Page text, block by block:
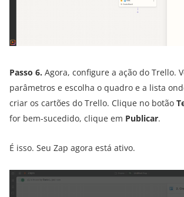
Passo 6. Agora, configure a ação do Trello.
parâmetros e escolha o quadro e a lista
criar os cartões do Trello. Clique no botão
for bem-sucedido, clique em Publicar.
É isso. Seu Zap agora está ativo.